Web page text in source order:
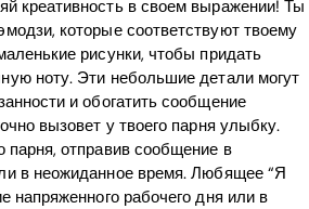
креативность в своем выражении! Ты
которые соответствуют твоему
рисунки, чтобы придать
ноту. Эти небольшие детали могут
и обогатить сообщение
вызовет у твоего парня улыбку.
парня, отправив сообщение в
в неожиданное время. Любящее “Я
напряженного рабочего дня или в